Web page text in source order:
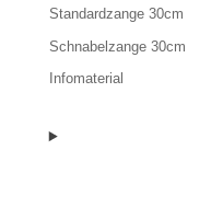
Standardzange 30cm
Schnabelzange 30cm
Infomaterial